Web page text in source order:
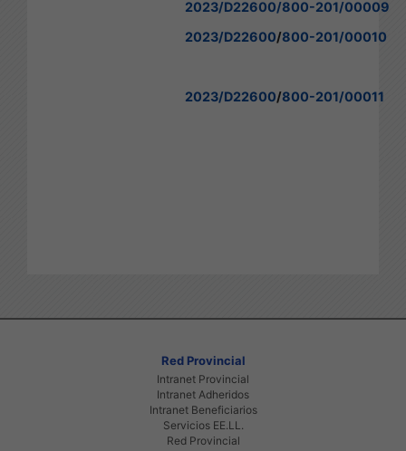
2023/D22600/800-201/00009
2023/D22600/800-201/00010
2023/D22600/800-201/00011
Red Provincial
Intranet Provincial
Intranet Adheridos
Intranet Beneficiarios
Servicios EE.LL.
Red Provincial